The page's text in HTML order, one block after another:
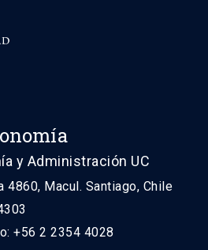
y Administración UC
4860, Macul. Santiago, Chile
+56 2 2354 4028